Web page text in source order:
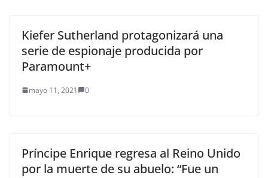
Kiefer Sutherland protagonizará una
serie de espionaje producida por
Paramount+
mayo 11, 2021 0
Príncipe Enrique regresa al Reino Unido
por la muerte de su abuelo: “Fue un